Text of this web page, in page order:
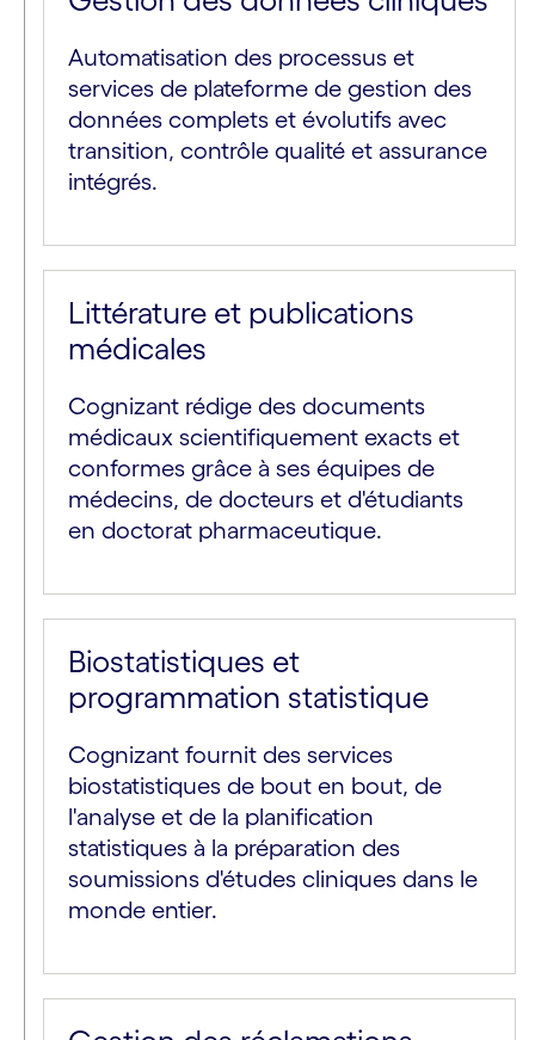
Automatisation des processus et
services de plateforme de gestion des
données complets et évolutifs avec
transition, contrôle qualité et assurance
intégrés.
Littérature et publications
médicales
Cognizant rédige des documents
médicaux scientifiquement exacts et
conformes grâce à ses équipes de
médecins, de docteurs et d'étudiants
en doctorat pharmaceutique.
Biostatistiques et
programmation statistique
Cognizant fournit des services
biostatistiques de bout en bout, de
l'analyse et de la planification
statistiques à la préparation des
soumissions d'études cliniques dans le
monde entier.